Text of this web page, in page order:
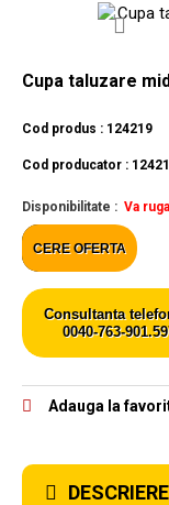
Cupa taluzare
Cod produs : 124219
Cod producator :
Disponibilitate : Va
CERE OFERTA
Consultanta
0040-763-
Adauga la
DESCRIERE